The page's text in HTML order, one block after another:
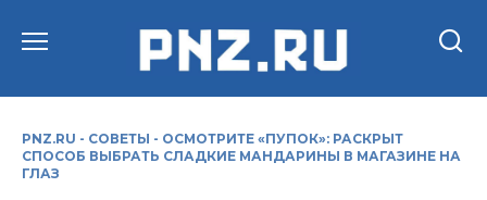
PNZ.RU - СОВЕТЫ - ОСМОТРИТЕ «ПУПОК»: РАСКРЫТ
СПОСОБ ВЫБРАТЬ СЛАДКИЕ МАНДАРИНЫ В МАГАЗИНЕ НА
ГЛАЗ